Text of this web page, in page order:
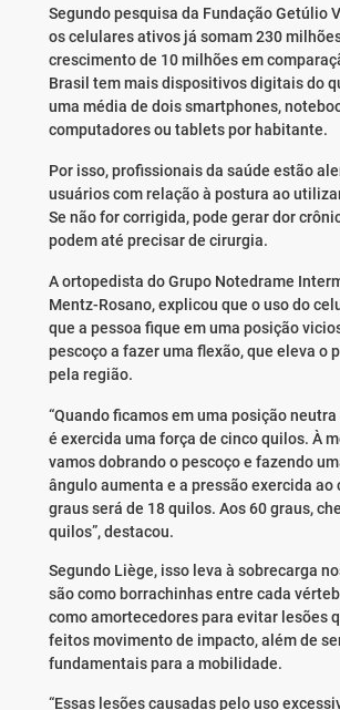
Segundo pesquisa da Fundação Getúlio
os celulares ativos já somam 230
crescimento de 10 milhões em
Brasil tem mais dispositivos digitais do
uma média de dois smartphones,
computadores ou tablets por habitante.
Por isso, profissionais da saúde estão
usuários com relação à postura ao
Se não for corrigida, pode gerar dor
podem até precisar de cirurgia.
A ortopedista do Grupo Notedrame
Mentz-Rosano, explicou que o uso do
que a pessoa fique em uma posição
pescoço a fazer uma flexão, que eleva o
pela região.
“Quando ficamos em uma posição
é exercida uma força de cinco quilos. À
vamos dobrando o pescoço e fazendo
ângulo aumenta e a pressão exercida ao
graus será de 18 quilos. Aos 60 graus,
quilos”, destacou.
Segundo Liège, isso leva à sobrecarga
são como borrachinhas entre cada
como amortecedores para evitar lesões
feitos movimento de impacto, além de
fundamentais para a mobilidade.
“Essas lesões causadas pelo uso